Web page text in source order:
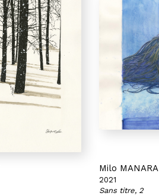
Milo MANARA
2021
Sans titre, 2